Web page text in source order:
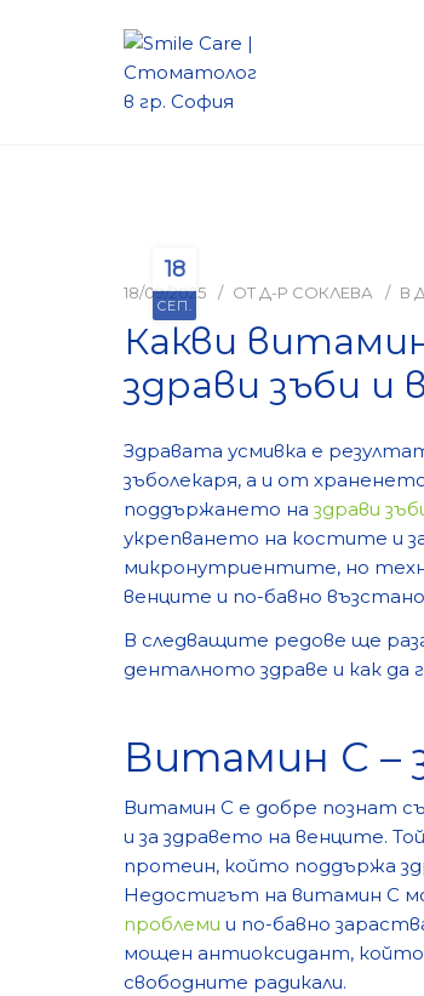
18
СЕП.
18/09/2025 ОТ Д-Р СОКЛЕВА В
Какви
здрави зъби и
Здравата усмивка е
зъболекаря, а и от
поддържането на здрави
укрепването на костите и
микронутриентите, но
венците и по-бавно
В следващите редове ще
денталното здраве и как да
Витамин C –
Витамин C е добре познат
и за здравето на венците.
протеин, който поддържа
Недостигът на витамин C
проблеми и по-бавно
мощен антиоксидант,
свободните радикали.